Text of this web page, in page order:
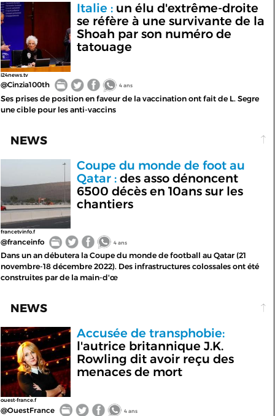
i24news.tv
Italie :un élu d'extrême-droite
se réfère à une survivante de la
Shoah par son numéro de
tatouage
@Cinzia100th 4 ans
Ses prises de position en faveur de la vaccination ont fait de L. Segre
une cible pour les anti-vaccins
NEWS
francetvinfo.f
Coupe du monde de foot au
Qatar :des asso dénoncent
6500 décès en 10ans sur les
chantiers
@franceinfo 4 ans
Dans un an débutera la Coupe du monde de football au Qatar (21
novembre-18 décembre 2022). Des infrastructures colossales ont été
construites par de la main-d'œ
NEWS
ouest-france.f
Accusée de transphobie:
l'autrice britannique J.K.
Rowling dit avoir reçu des
menaces de mort
@OuestFrance 4 ans